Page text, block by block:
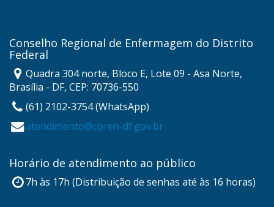
Conselho Regional de Enfermagem do Distrito
Federal
Quadra 304 norte, Bloco E, Lote 09 - Asa Norte,
Brasília - DF, CEP: 70736-550
(61) 2102-3754 (WhatsApp)
atendimento@coren-df.gov.br
Horário de atendimento ao público
7h às 17h (Distribuição de senhas até às 16 horas)